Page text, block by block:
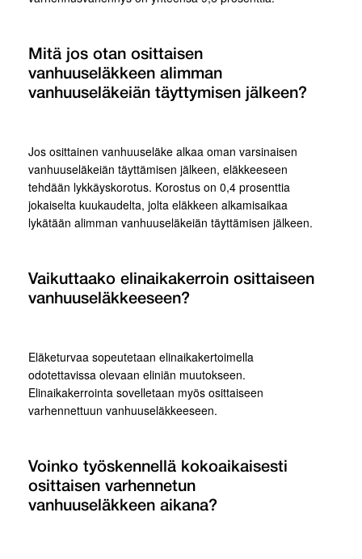
Mitä jos otan osittaisen
vanhuuseläkkeen alimman
vanhuuseläkeiän täyttymisen jälkeen?
Jos osittainen vanhuuseläke alkaa oman varsinaisen
vanhuuseläkeiän täyttämisen jälkeen, eläkkeeseen
tehdään lykkäyskorotus. Korostus on 0,4 prosenttia
jokaiselta kuukaudelta, jolta eläkkeen alkamisaikaa
lykätään alimman vanhuuseläkeiän täyttämisen jälkeen.
Vaikuttaako elinaikakerroin osittaiseen
vanhuuseläkkeeseen?
Eläketurvaa sopeutetaan elinaikakertoimella
odotettavissa olevaan eliniän muutokseen.
Elinaikakerrointa sovelletaan myös osittaiseen
varhennettuun vanhuuseläkkeeseen.
Voinko työskennellä kokoaikaisesti
osittaisen varhennetun
vanhuuseläkkeen aikana?